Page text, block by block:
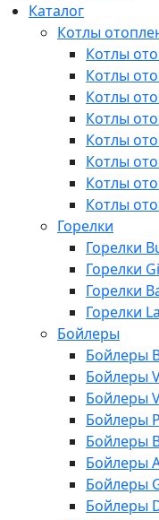
Каталог
Котлы
Котлы
Котлы
Котлы
Котлы
Котлы
Котлы
Котлы
Котлы
Горелки
Горелки
Горелки
Горелки
Горелки
Бойлеры
Бойлеры
Бойлеры
Бойлеры
Бойлеры
Бойлеры
Бойлеры
Бойлеры
Бойлеры